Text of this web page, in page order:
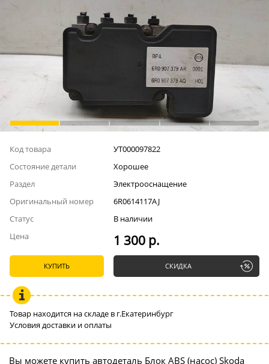
Код товара
УТ000097822
Состояние детали
Хорошее
Раздел
Электрооснащение
Оригинальный номер
6R0614117AJ
Статус
В наличии
Цена
1 300 р.
КУПИТЬ СКИДКА
Товар находится на складе в г.Екатеринбург
Условия доставки и оплаты
Вы можете купить автодеталь Блок ABS (насос) Skoda